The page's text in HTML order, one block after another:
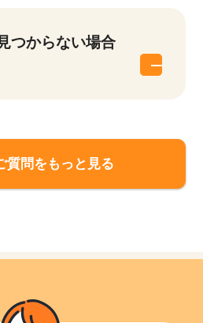
つからない場合
質問をもっと見る